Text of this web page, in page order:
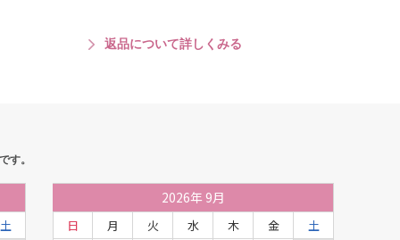
返品について詳しくみる
す。
土
2026年 9月
日 月 火 水 木 金 土